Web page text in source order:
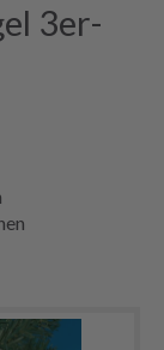
3er-